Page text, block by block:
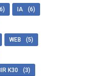
IA (6)
WEB (5)
K30 (3)